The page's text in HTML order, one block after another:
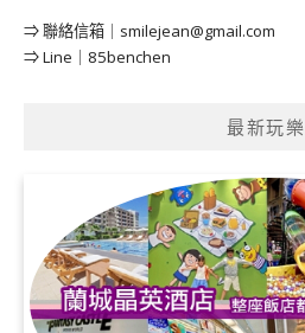
⇒ 聯絡信箱｜ smilejean@gmail.com
⇒ Line｜85benchen
最新玩樂